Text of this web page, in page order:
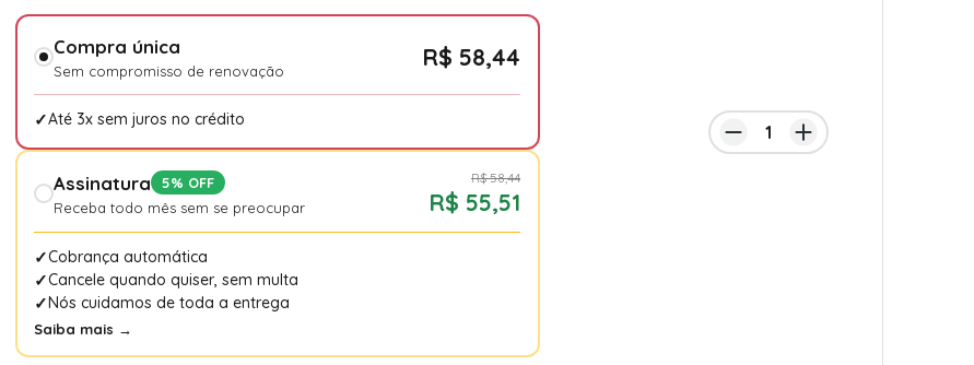
Compra única
Sem compromisso de renovação R$ 58,44
Até 3x sem juros no crédito
Assinatura
5% OFF
Receba todo mês sem se preocupar
R$ 58,44
R$ 55,51
Cobrança automática
Cancele quando quiser, sem multa
Nós cuidamos de toda a entrega
Saiba mais →